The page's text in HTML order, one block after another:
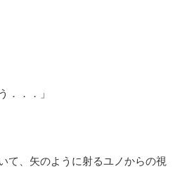
．．．」
て、矢のように射るユノからの視